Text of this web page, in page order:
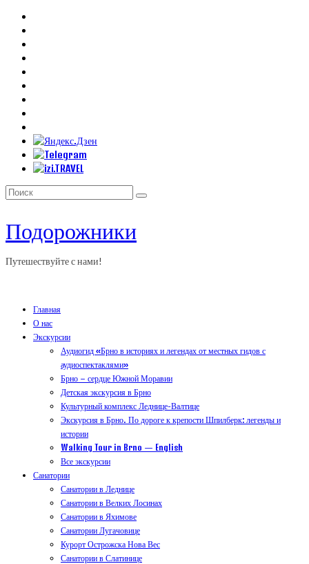
Искать:
Подорожники
Путешествуйте с нами!
Главная
О нас
Экскурсии
Аудиогид «Брно в историях и легендах от местных гидов с
аудиоспектаклями»
Брно – сердце Южной Моравии
Детская экскурсия в Брно
Культурный комплекс Леднице-Валтице
Экскурсия в Брно. По дороге к крепости Шпилберк: легенды и
истории
Walking Tour in Brno — English
Все экскурсии
Санатории
Санатории в Леднице
Санатории в Велких Лосинах
Санатории в Яхимове
Санатории Лугачовице
Курорт Острожска Нова Вес
Санатории в Слатинице